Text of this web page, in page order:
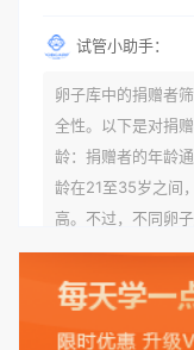
试管小助手：
卵子库中的捐赠者
全性。以下是对捐
龄：捐赠者的年龄
龄在21至35岁之间
高。不过，不同卵
量指数（BMI）：
保其身体健康状况
联，包括不孕症和
的月经期，无生殖